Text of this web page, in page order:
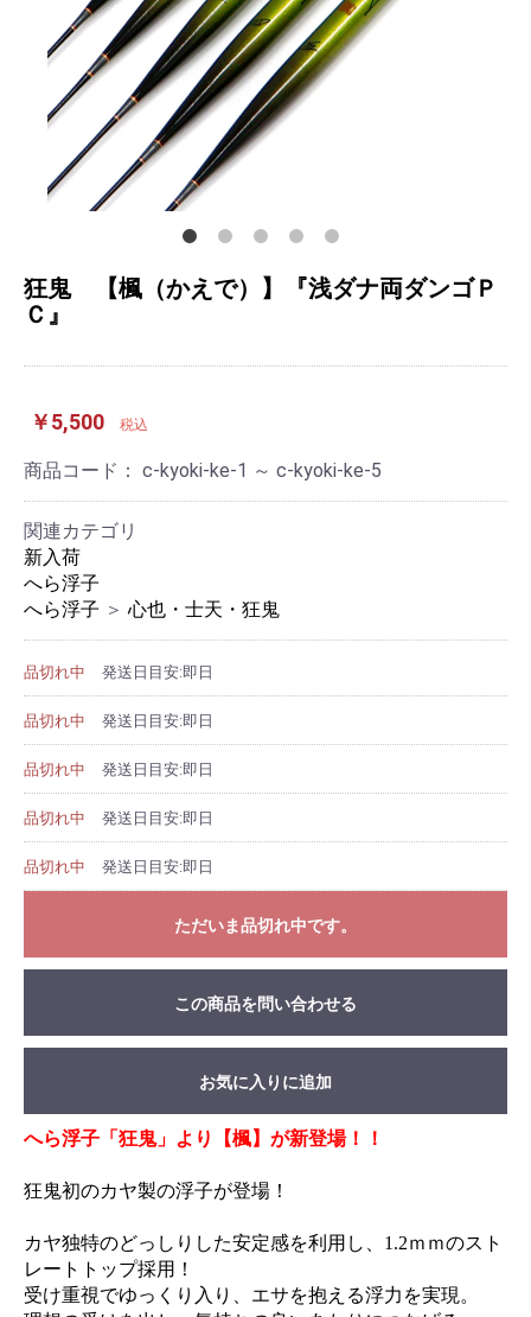
狂鬼 【楓（かえで）】『浅ダナ両ダンゴＰ
Ｃ』
￥5,500 税込
商品コード： c-kyoki-ke-1 ～ c-kyoki-ke-5
関連カテゴリ
新入荷
へら浮子
へら浮子 ＞ 心也・士天・狂鬼
品切れ中 発送日目安:即日
品切れ中 発送日目安:即日
品切れ中 発送日目安:即日
品切れ中 発送日目安:即日
品切れ中 発送日目安:即日
ただいま品切れ中です。
この商品を問い合わせる
お気に入りに追加
へら浮子「狂鬼」より【楓】が新登場！！
狂鬼初のカヤ製の浮子が登場！
カヤ独特のどっしりした安定感を利用し、1.2ｍｍのスト
レートトップ採用！
受け重視でゆっくり入り、エサを抱える浮力を実現。